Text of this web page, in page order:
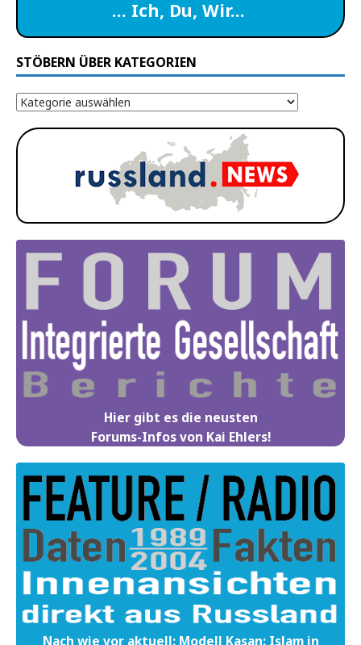
… Ich, Du, Wir…
STÖBERN ÜBER KATEGORIEN
Hier gibt es die neusten
Forums-Infos von Kai Ehlers!
Nach wie vor aktuell: Modell Kasan: Islam in